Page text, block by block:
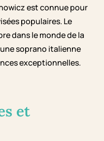
est connue pour
populaires. Le
dans le monde de la
soprano italienne
exceptionnelles.
et